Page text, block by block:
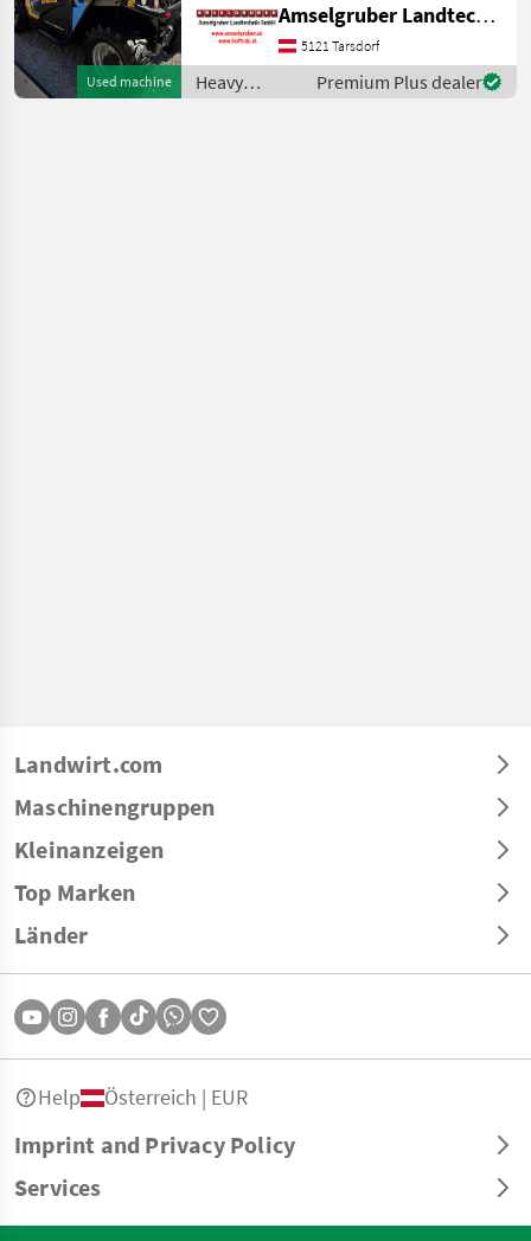
Used machine
Teleskopladermarkt. 100 %
Elektro! -Größte Kabine
(Baugleich vom Modell 26.6
Mini Agri) -Echt
Amselgruber Landtechnik GmbH
5121 Tarsdorf
Heavy
equipment/
Premium Plus dealer
Landwirt.com
Maschinengruppen
Kleinanzeigen
Top Marken
Länder
Imprint and Privacy Policy
Services
Help Österreich | EUR